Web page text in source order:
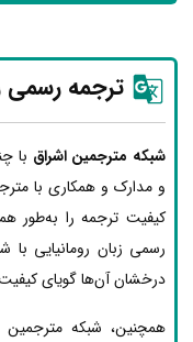
ترجمه رسمی
شبکه مترجمین اشراق با
و مدارک و همکاری با
کیفیت ترجمه را به‌طور
رسمی زبان رومانیایی با
درخشان آن‌ها گویای
همچنین، شبکه مترجمین